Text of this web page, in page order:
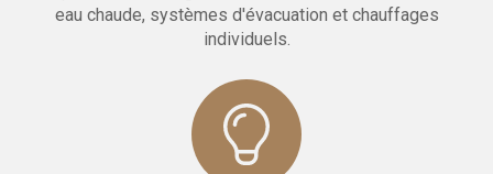
eau chaude, systèmes d'évacuation et chauffages
individuels.